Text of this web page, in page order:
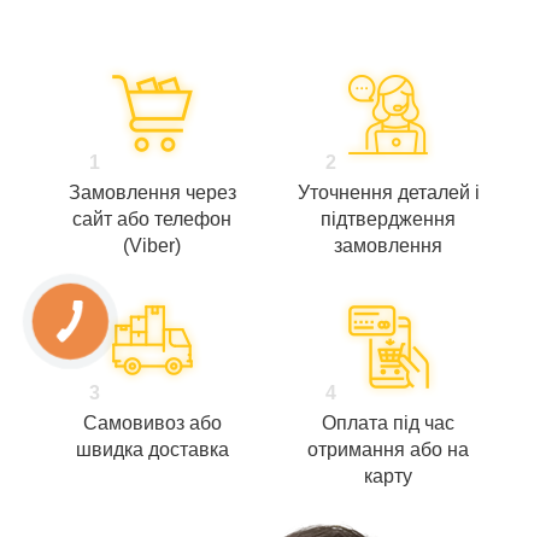
1
Замовлення через
сайт або телефон
(Viber)
2
Уточнення деталей і
підтвердження
замовлення
3
Самовивоз або
швидка доставка
4
Оплата під час
отримання або на
карту